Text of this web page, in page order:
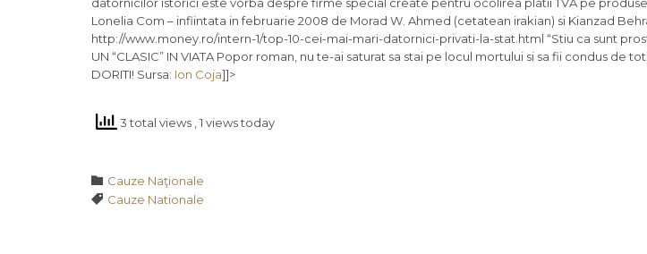
Lonelia Com – infiintata in februarie 2008 de Morad W. Ahmed (cetatean irakian) si Kianzad
http://www.money.ro/intern-1/top-10-cei-mai-mari-datornici-privati-la-stat.html “Stiu ca sunt
UN “CLASIC” IN VIATA Popor roman, nu te-ai saturat sa stai pe locul mortului si sa fii condus de
DORITI! Sursa: Ion Coja]]>
3 total views , 1 views today
 Category
Cauze Naţionale
 Tags
Cauze Nationale